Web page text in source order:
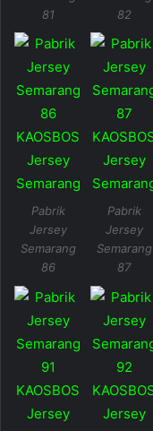
81
82
Pabrik
Jersey
Semarang
86
Pabrik
Jersey
Semarang
87